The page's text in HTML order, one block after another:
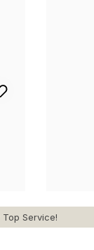
Top Service!